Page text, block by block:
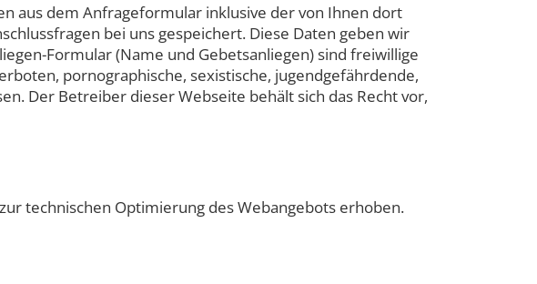
aus dem Anfrageformular inklusive der von Ihnen dort
bei uns gespeichert. Diese Daten geben wir
Formular (Name und Gebetsanliegen) sind freiwillige
pornographische, sexistische, jugendgefährdende,
Der Betreiber dieser Webseite behält sich das Recht vor,
technischen Optimierung des Webangebots erhoben.